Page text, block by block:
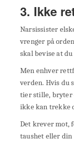
3. Ikke
Narsissister
vrenger på
skal bevise at
Men enhver
verden. Hvis du
tier stille, bryter
ikke kan trekke
Det krever mot,
taushet eller din